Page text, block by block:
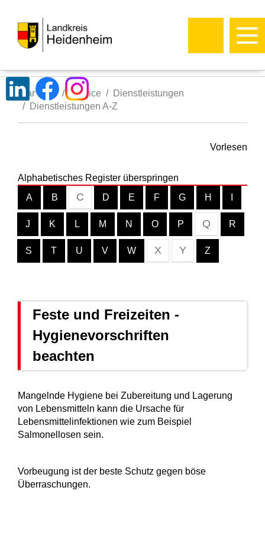
Startseite Service
Dienstleistungen
Dienstleistungen A-Z
Vorlesen
Alphabetisches Register überspringen
A
B C D E F G H
J K L M N O P Q R
S T U V W X Y Z
Feste und Freizeiten -
Hygienevorschriften
beachten
Mangelnde Hygiene bei Zubereitung und Lagerung
von Lebensmitteln kann die Ursache für
Lebensmittelinfektionen wie zum Beispiel
Salmonellosen sein.
Vorbeugung ist der beste Schutz gegen böse
Überraschungen.